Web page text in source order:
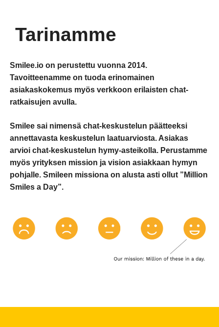
Tarinamme
Smilee.io on perustettu vuonna 2014.
Tavoitteenamme on tuoda erinomainen
asiakaskokemus myös verkkoon erilaisten chat-
ratkaisujen avulla.
Smilee sai nimensä chat-keskustelun päätteeksi
annettavasta keskustelun laatuarviosta. Asiakas
arvioi chat-keskustelun hymy-asteikolla. Perustamme
myös yrityksen mission ja vision asiakkaan hymyn
pohjalle. Smileen missiona on alusta asti ollut ”Million
Smiles a Day”.